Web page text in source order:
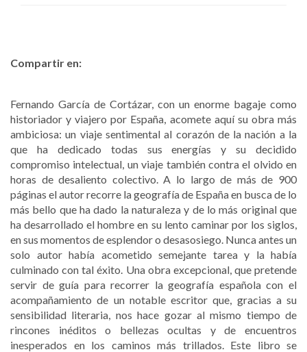
Compartir en:
Fernando García de Cortázar, con un enorme bagaje como
historiador y viajero por España, acomete aquí su obra más
ambiciosa: un viaje sentimental al corazón de la nación a la
que ha dedicado todas sus energías y su decidido
compromiso intelectual, un viaje también contra el olvido en
horas de desaliento colectivo. A lo largo de más de 900
páginas el autor recorre la geografía de España en busca de lo
más bello que ha dado la naturaleza y de lo más original que
ha desarrollado el hombre en su lento caminar por los siglos,
en sus momentos de esplendor o desasosiego. Nunca antes un
solo autor había acometido semejante tarea y la había
culminado con tal éxito. Una obra excepcional, que pretende
servir de guía para recorrer la geografía española con el
acompañamiento de un notable escritor que, gracias a su
sensibilidad literaria, nos hace gozar al mismo tiempo de
rincones inéditos o bellezas ocultas y de encuentros
inesperados en los caminos más trillados. Este libro se